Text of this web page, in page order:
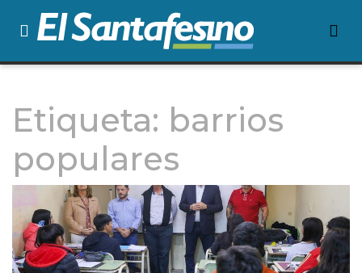
Etiqueta: barrios
populares